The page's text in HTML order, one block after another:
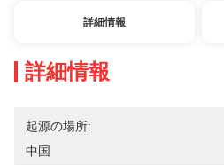
詳細情報
詳細情報
起源の場所:
中国